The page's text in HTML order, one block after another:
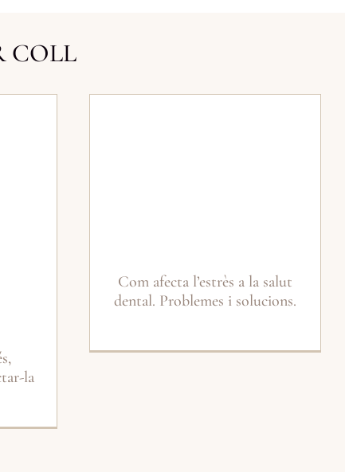
COLL
la
Com afecta l’estrès a la salut
dental. Problemes i solucions.